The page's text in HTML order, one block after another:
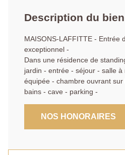
Description du bien
MAISONS-LAFFITTE - Entrée
exceptionnel -
Dans une résidence de
jardin - entrée - séjour - salle
équipée - chambre ouvrant
bains - cave - parking -
NOS HONORAIRES